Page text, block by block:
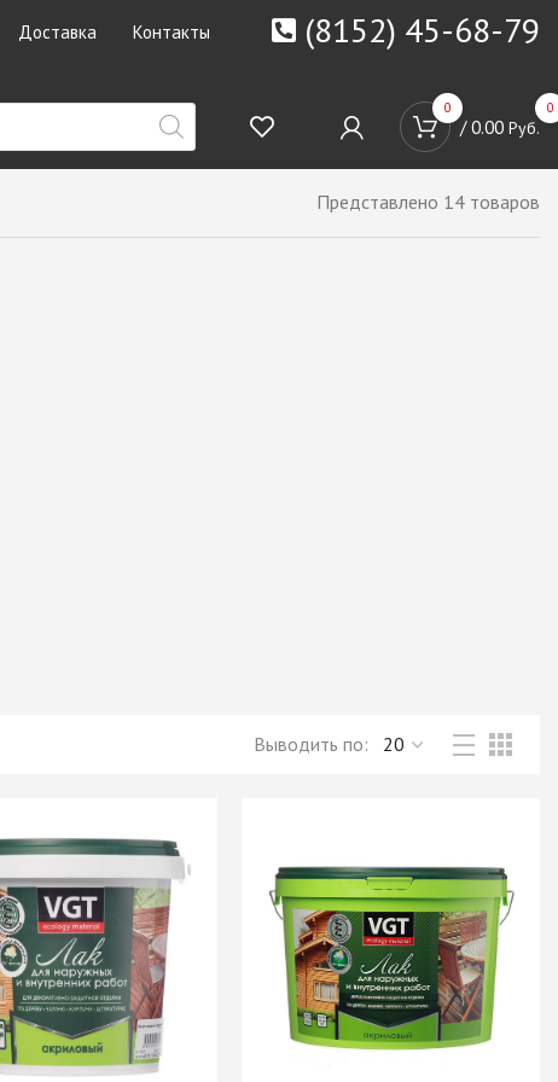
Доставка Контакты (8152) 45-68-79
0 0
/ 0.00 Руб.
Представлено 14 товаров
Выводить по: